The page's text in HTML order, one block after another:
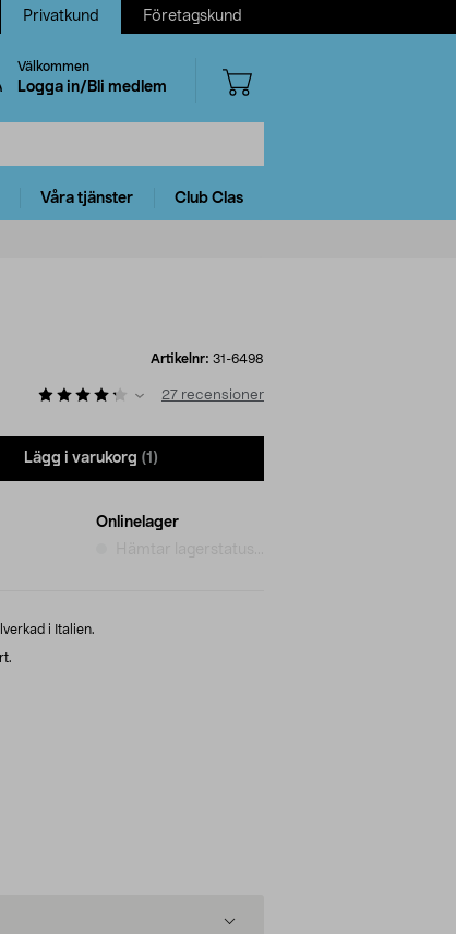
Privatkund Företagskund
Välkommen
Logga in/Bli medlem
Våra tjänster Club Clas
Artikelnr: 31-6498
27 recensioner
Lägg i varukorg (1)
Onlinelager
i Italien.